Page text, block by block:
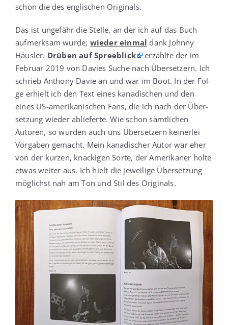
schon die des eng­li­schen Originals.
Das ist unge­fähr die Stel­le, an der ich auf das Buch
auf­merk­sam wur­de; wie­der ein­mal dank John­ny
Häus­ler. Drü­ben auf Spree­blick
erzähl­te der im
Febru­ar 2019 von Davies Suche nach Über­set­zern. Ich
schrieb Antho­ny Davie an und war im Boot. In der Fol­
ge erhielt ich den Text eines kana­di­schen und den
eines US-ame­ri­ka­ni­schen Fans, die ich nach der Über­
set­zung wie­der ablie­fer­te. Wie schon sämt­li­chen
Autoren, so wur­den auch uns Über­set­zern kei­ner­lei
Vor­ga­ben gemacht. Mein kana­di­scher Autor war eher
von der kur­zen, kna­cki­gen Sor­te, der Ame­ri­ka­ner hol­te
etwas wei­ter aus. Ich hielt die jewei­li­ge Über­set­zung
mög­lichst nah am Ton und Stil des Originals.